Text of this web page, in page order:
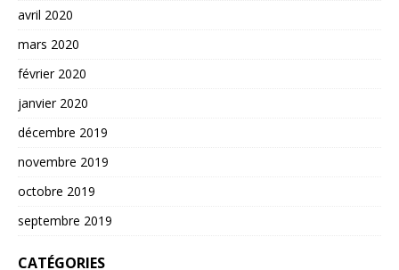
avril 2020
mars 2020
février 2020
janvier 2020
décembre 2019
novembre 2019
octobre 2019
septembre 2019
CATÉGORIES